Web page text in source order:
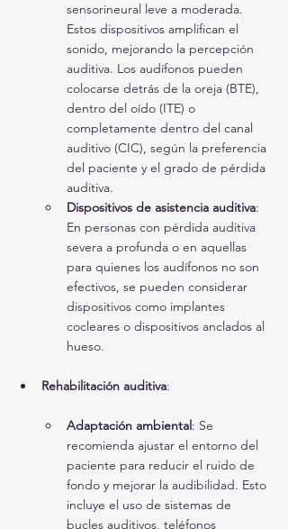
sensorineural leve a moderada.
Estos dispositivos amplifican el
sonido, mejorando la percepción
auditiva. Los audífonos pueden
colocarse detrás de la oreja (BTE),
dentro del oído (ITE) o
completamente dentro del canal
auditivo (CIC), según la preferencia
del paciente y el grado de pérdida
auditiva.
Dispositivos de asistencia auditiva:
En personas con pérdida auditiva
severa a profunda o en aquellas
para quienes los audífonos no son
efectivos, se pueden considerar
dispositivos como implantes
cocleares o dispositivos anclados al
hueso.
Rehabilitación auditiva:
Adaptación ambiental: Se
recomienda ajustar el entorno del
paciente para reducir el ruido de
fondo y mejorar la audibilidad. Esto
incluye el uso de sistemas de
bucles auditivos, teléfonos